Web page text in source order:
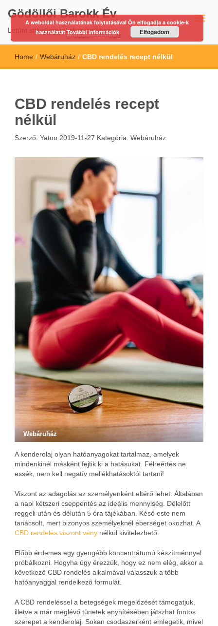
Gödöllői Barokk Év
Letűnt stíluskorszakok nyomában…
Home / Webáruház / CBD rendelés recept nélkül
CBD rendelés recept
nélkül
Szerző: Yatoo 2019-11-27 Kategória: Webáruház
Webáruház
A kenderolaj olyan hatóanyagokat tartalmaz, amelyek
mindenkinél másként fejtik ki a hatásukat. Félreértés ne
essék, nem kell negatív mellékhatásoktól tartani!
Viszont az adagolás az személyenként eltérő lehet. Általában
a napi kétszeri cseppentés az ideális mennyiség. Délelőtt
reggeli után és délután 5 óra tájékában. Késő este nem
tanácsolt, mert bizonyos személyeknél éberséget okozhat. A
CBD rendelés viszont vény nélkül kivitelezhető.
Előbb érdemes egy gyengébb koncentrátumú készítménnyel
próbálkozni. Hogyha úgy érezzük, hogy ez nem elég, akkor a
következő CBD rendelés alkalmával válasszuk a több
hatóanyaggal rendelkező formulát.
A CBD rendeléssel a betegségek megelőzését támogatjuk,
illetve a már meglévő tünetek enyhítésében játszhat fontos
szerepet a kenderolaj. Sokan csodaszerként emlegetik, mivel
A weboldal használatának folytatásával Ön elfogadja a cookie-k
használatátTovábbi információk Elfogadom